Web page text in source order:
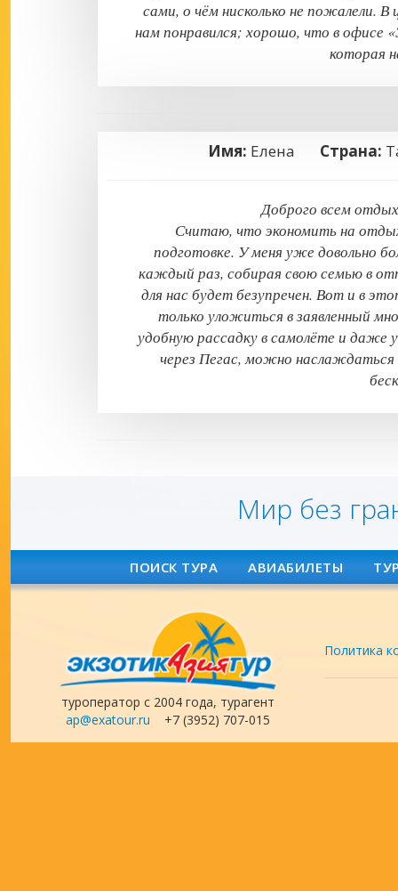
сами, о чём нисколько не пожалели.
нам понравился; хорошо, что в офисе
которая
Имя: Елена Страна:
Доброго всем
Считаю, что экономить на
подготовке. У меня уже довольно
каждый раз, собирая свою семью в
для нас будет безупречен. Вот и в
только уложиться в заявленный
удобную рассадку в самолёте и даже
через Пегас, можно
Мир без
ПОИСК ТУРА АВИАБИЛЕТЫ
туроператор с 2004 года, турагент
ap@exatour.ru +7 (3952) 707-015
Политика